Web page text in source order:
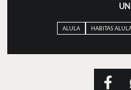
ALULA HABITAS